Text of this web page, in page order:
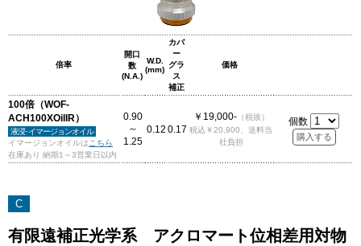
倍率
開口
数
(N.A.)
W.D.
(mm)
カバ
ー
グラ
ス
補正
価格
100倍（WOF-
ACH100XOilIR）
液浸･イマージョンオイル
イマージョンオイルは こちら
在庫あり 納期1～3営業日以内
0.90
～
1.25
0.12 0.17
￥19,000-（税抜）
税込￥20,900、送料当
社負担
個数
C
有限遠補正光学系 アクロマート位相差用対物